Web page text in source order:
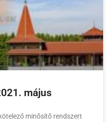
május
minősítő rendszert